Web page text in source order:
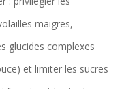
maigres,
glucides complexes
et limiter les sucres